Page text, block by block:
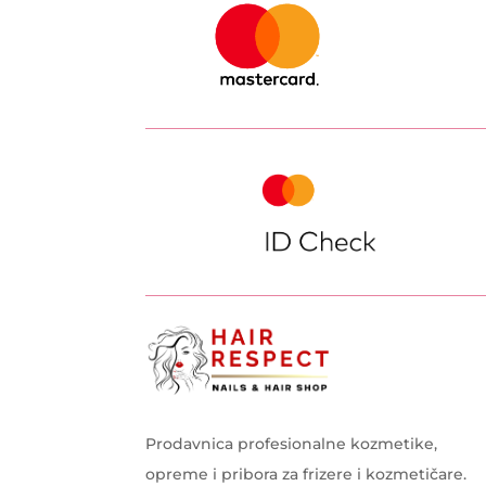
Prodavnica profesionalne kozmetike,
opreme i pribora za frizere i kozmetičare.